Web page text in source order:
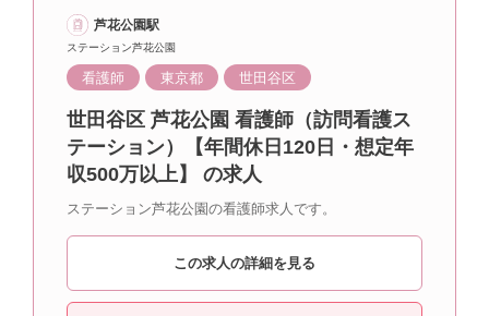
芦花公園駅
ステーション芦花公園
看護師 東京都 世田谷区
世田谷区 芦花公園 看護師（訪問看護ス
テーション）【年間休日120日・想定年
収500万以上】 の求人
ステーション芦花公園の看護師求人です。
この求人の詳細を見る